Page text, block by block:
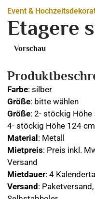
Event &
Etagere
Farbe: silber
Größe: bitte wählen
Größe: 2- stöckig
4- stöckig Höhe 124 cm
Material: Metall
Mietpreis: Preis inkl.
Versand
Mietdauer: 4
Versand:
Vorschau